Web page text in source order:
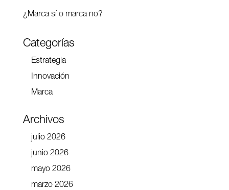
¿Marca sí o marca no?
Categorías
Estrategia
Innovación
Marca
Archivos
julio 2026
junio 2026
mayo 2026
marzo 2026